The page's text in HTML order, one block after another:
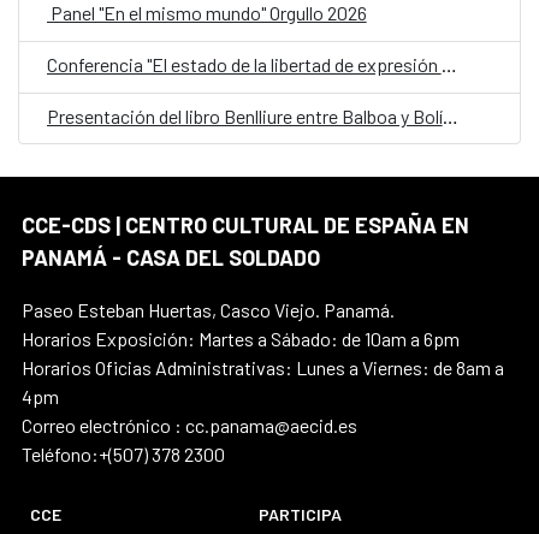
Panel "En el mismo mundo" Orgullo 2026
Conferencia "El estado de la libertad de expresión en América Latina"
Presentación del libro Benlliure entre Balboa y Bolívar
CCE-CDS | CENTRO CULTURAL DE ESPAÑA EN
PANAMÁ - CASA DEL SOLDADO
Paseo Esteban Huertas, Casco Viejo. Panamá.
Horarios Exposición: Martes a Sábado: de 10am a 6pm
Horarios Oficias Administrativas: Lunes a Viernes: de 8am a
4pm
Correo electrónico : cc.panama@aecid.es
Teléfono:+(507) 378 2300
CCE
PARTICIPA